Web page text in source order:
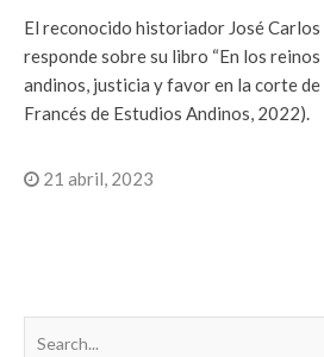
El reconocido historiador José Carlos
responde sobre su libro “En los
andinos, justicia y favor en la corte
Francés de Estudios Andinos, 2022).
21 abril, 2023